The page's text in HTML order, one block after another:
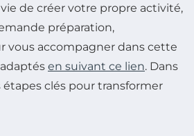
de créer votre propre activité,
préparation,
vous accompagner dans cette
en suivant ce lien. Dans
clés pour transformer